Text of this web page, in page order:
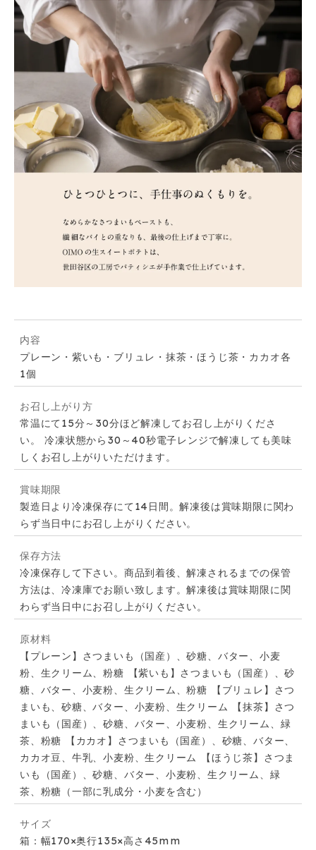
内容
プレーン・紫いも・ブリュレ・抹茶・ほうじ茶・カカオ各
1個
お召し上がり方
常温にて15分～30分ほど解凍してお召し上がりくださ
い。 冷凍状態から30～40秒電子レンジで解凍しても美味
しくお召し上がりいただけます。
賞味期限
製造日より冷凍保存にて14日間。解凍後は賞味期限に関わ
らず当日中にお召し上がりください。
保存方法
冷凍保存して下さい。商品到着後、解凍されるまでの保管
方法は、冷凍庫でお願い致します。解凍後は賞味期限に関
わらず当日中にお召し上がりください。
原材料
【プレーン】さつまいも（国産）、砂糖、バター、小麦
粉、生クリーム、粉糖 【紫いも】さつまいも（国産）、砂
糖、バター、小麦粉、生クリーム、粉糖 【ブリュレ】さつ
まいも、砂糖、バター、小麦粉、生クリーム 【抹茶】さつ
まいも（国産）、砂糖、バター、小麦粉、生クリーム、緑
茶、粉糖 【カカオ】さつまいも（国産）、砂糖、バター、
カカオ豆、牛乳、小麦粉、生クリーム 【ほうじ茶】さつま
いも（国産）、砂糖、バター、小麦粉、生クリーム、緑
茶、粉糖（一部に乳成分・小麦を含む）
サイズ
箱：幅170×奥行135×高さ45mm